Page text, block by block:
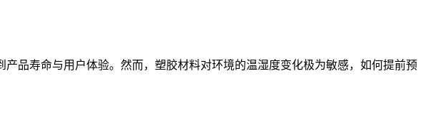
品寿命与用户体验。然而，塑胶材料对环境的温湿度变化极为敏感，如何提前预